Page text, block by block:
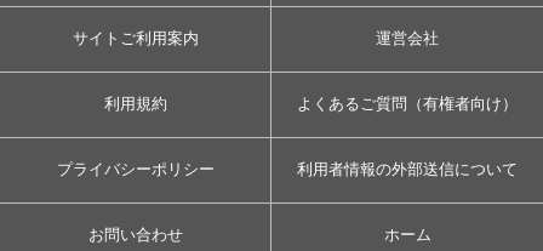
サイトご利用案内 運営会社
利用規約 よくあるご質問（有権者向け）
プライバシーポリシー 利用者情報の外部送信について
お問い合わせ ホーム